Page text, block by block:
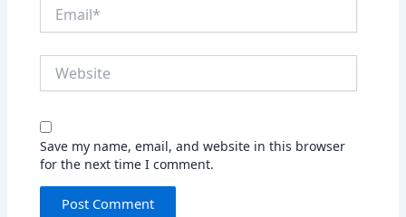
Save my name, email, and website in this browser
for the next time I comment.